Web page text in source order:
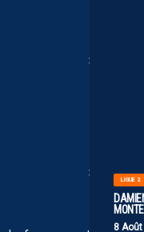
LIGUE 2
8